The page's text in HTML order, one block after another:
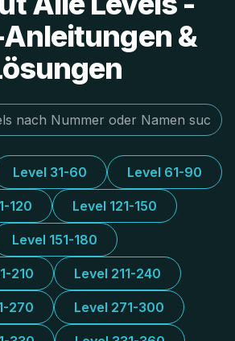
&
Level 31-60 Level 61-90
120 Level 121-150
Level 151-180
210 Level 211-240
270 Level 271-300